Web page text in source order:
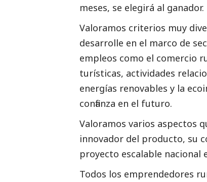
meses, se elegirá al ganador.
Valoramos criterios muy
desarrolle en el marco de
empleos como el comercio
turísticas, actividades
energías renovables y la
confianza en el futuro.
Valoramos varios aspectos
innovador del producto, su
proyecto escalable nacional
Todos los emprendedores